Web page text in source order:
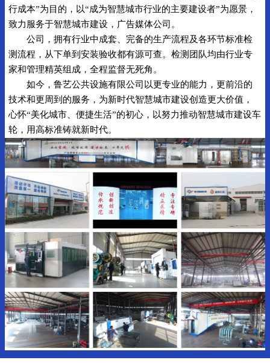
行成本”为目的，以“成为智慧城市行业的主要建设者”为愿景，
致力服务于智慧城市建设，广告媒体公司。
公司，拥有行业中成套、完备的生产流程及各环节标准检
测流程，从下单到安装验收都有源可查。检测团队均由行业专
家和管理精英组成，全程监督无死角。
如今，鲁艺公共设施有限公司以更专业的能力，更前沿的
技术和更周到的服务，为新时代智慧城市建设创造更大价值，
心怀“美化城市、便捷生活”的初心，以努力推动智慧城市建设车
轮，用高标准铸就新时代。